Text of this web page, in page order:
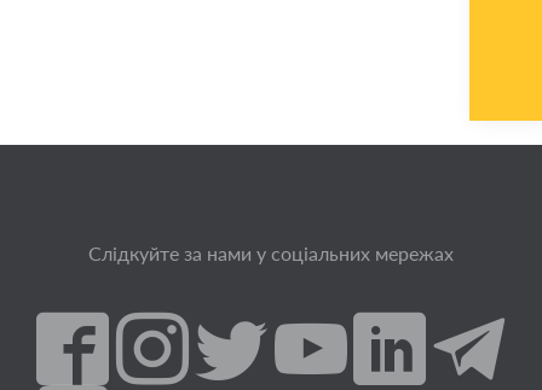
Слідкуйте за нами у соціальних мережах